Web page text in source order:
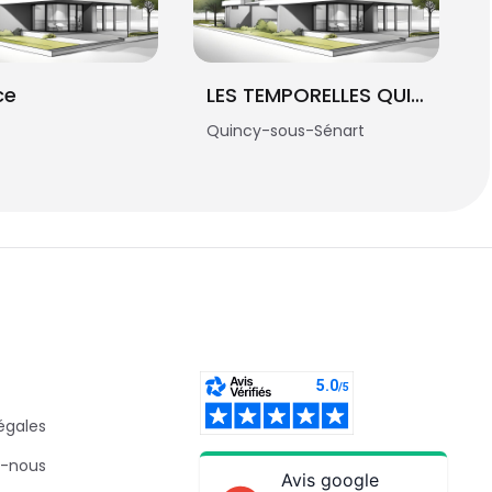
LES TEMPORELLES QUINCY
Quincy-sous-Sénart
nous
Avis google